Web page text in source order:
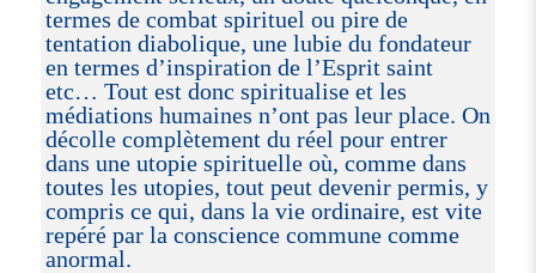
termes de combat spirituel ou pire de
tentation diabolique, une lubie du fondateur
en termes d’inspiration de l’Esprit saint
etc… Tout est donc spiritualise et les
médiations humaines n’ont pas leur place. On
décolle complètement du réel pour entrer
dans une utopie spirituelle où, comme dans
toutes les utopies, tout peut devenir permis, y
compris ce qui, dans la vie ordinaire, est vite
repéré par la conscience commune comme
anormal.